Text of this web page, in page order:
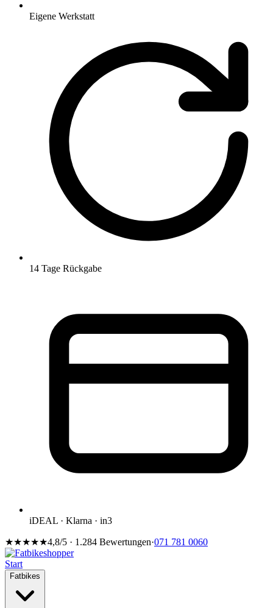
Eigene Werkstatt
14 Tage Rückgabe
iDEAL · Klarna · in3
★★★★★4,8/5 · 1.284 Bewertungen·071 781 0060
Start
Fatbikes